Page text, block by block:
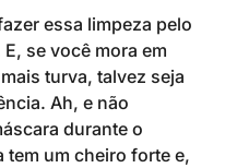
essa limpeza pelo
se você mora em
turva, talvez seja
Ah, e não
durante o
tem um cheiro forte e,